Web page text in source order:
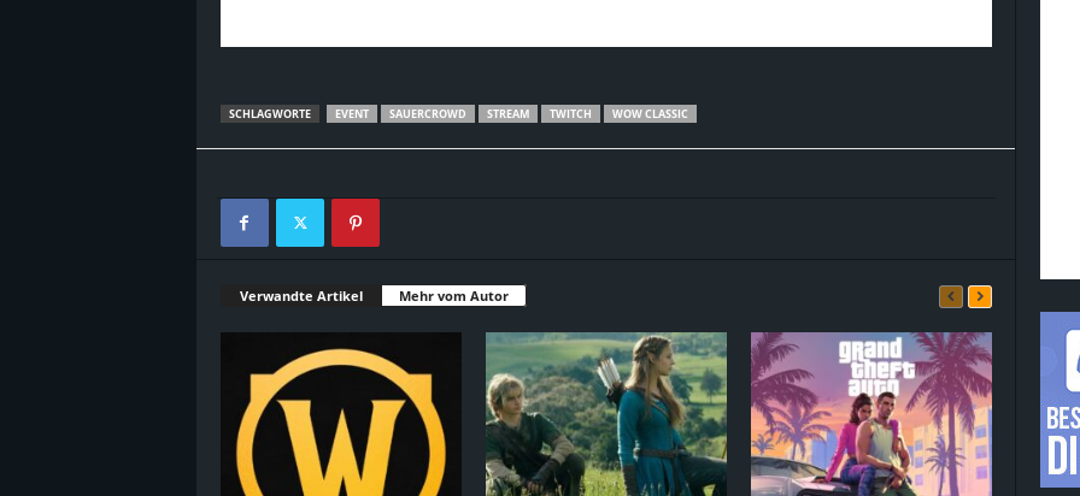
SCHLAGWORTE EVENT SAUERCROWD STREAM TWITCH WOW CLASSIC
Verwandte Artikel Mehr vom Autor